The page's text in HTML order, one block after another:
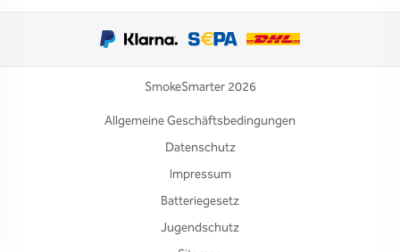
SmokeSmarter 2026
Allgemeine Geschäftsbedingungen
Datenschutz
Impressum
Batteriegesetz
Jugendschutz